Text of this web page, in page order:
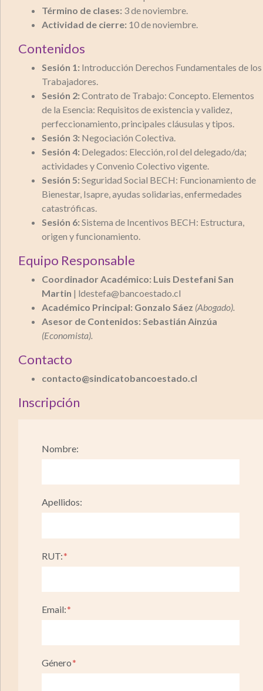
Término de clases: 3 de noviembre.
Actividad de cierre: 10 de noviembre.
Contenidos
Sesión 1: Introducción Derechos Fundamentales de los
Trabajadores.
Sesión 2:Contrato de Trabajo: Concepto. Elementos
de la Esencia: Requisitos de existencia y validez,
perfeccionamiento, principales cláusulas y tipos.
Sesión 3: Negociación Colectiva.
Sesión 4: Delegados: Elección, rol del delegado/da;
actividades y Convenio Colectivo vigente.
Sesión 5:Seguridad Social BECH: Funcionamiento de
Bienestar, Isapre, ayudas solidarias, enfermedades
catastróficas.
Sesión 6:Sistema de Incentivos BECH: Estructura,
origen y funcionamiento.
Equipo Responsable
Coordinador Académico: Luis Destefani San
Martin | ldestefa@bancoestado.cl
Académico Principal: Gonzalo Sáez (Abogado).
Asesor de Contenidos:Sebastián Ainzúa
(Economista).
Contacto
contacto@sindicatobancoestado.cl
Inscripción
Nombre:
Apellidos:
RUT:
Email:
Género